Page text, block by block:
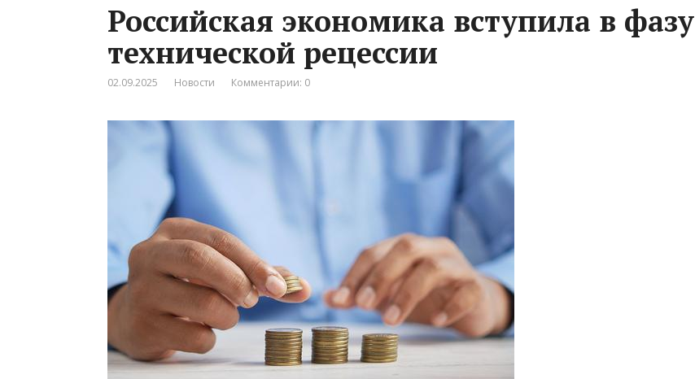
Российская экономика вступила в фазу
технической рецессии
02.09.2025 Новости Комментарии: 0